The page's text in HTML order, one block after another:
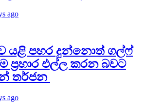
ago
යළි පහර දුන්නොත් ගල්ෆ්
ප්‍රහාර එල්ල කරන බවට
තර්ජන
ago